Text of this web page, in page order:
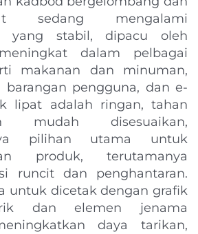
sedang mengalami
yang stabil, dipacu oleh
dalam pelbagai
makanan dan minuman,
barangan pengguna, dan e-
lipat adalah ringan, tahan
mudah disesuaikan,
pilihan utama untuk
produk, terutamanya
runcit dan penghantaran.
untuk dicetak dengan grafik
dan elemen jenama
daya tarikan,